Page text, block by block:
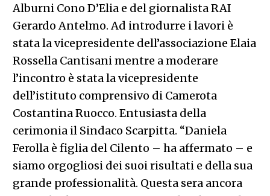
Alburni Cono D’Elia e del giornalista RAI
Gerardo Antelmo. Ad introdurre i lavori è
stata la vicepresidente dell’associazione Elaia
Rossella Cantisani mentre a moderare
l’incontro è stata la vicepresidente
dell’istituto comprensivo di Camerota
Costantina Ruocco. Entusiasta della
cerimonia il Sindaco Scarpitta. “Daniela
Ferolla è figlia del Cilento – ha affermato – e
siamo orgogliosi dei suoi risultati e della sua
grande professionalità. Questa sera ancora